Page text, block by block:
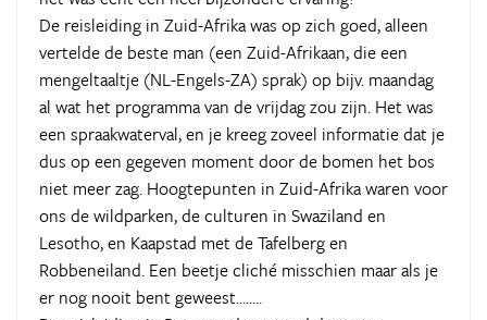
De reisleiding in Zuid-Afrika was op zich goed, alleen
vertelde de beste man (een Zuid-Afrikaan, die een
mengeltaaltje (NL-Engels-ZA) sprak) op bijv. maandag
al wat het programma van de vrijdag zou zijn. Het was
een spraakwaterval, en je kreeg zoveel informatie dat je
dus op een gegeven moment door de bomen het bos
niet meer zag. Hoogtepunten in Zuid-Afrika waren voor
ons de wildparken, de culturen in Swaziland en
Lesotho, en Kaapstad met de Tafelberg en
Robbeneiland. Een beetje cliché misschien maar als je
er nog nooit bent geweest........